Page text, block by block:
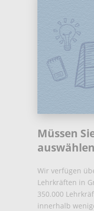
Müssen
Wir verfügen
Lehrkräften in
350.000
innerhalb